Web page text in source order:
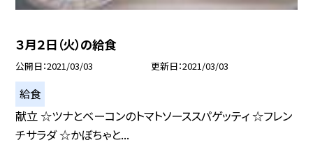
３月２日（火）の給食
公開日 2021/03/03 更新日 2021/03/03
給食
献立 ☆ツナとベーコンのトマトソーススパゲッティ ☆フレン
チサラダ ☆かぼちゃと...